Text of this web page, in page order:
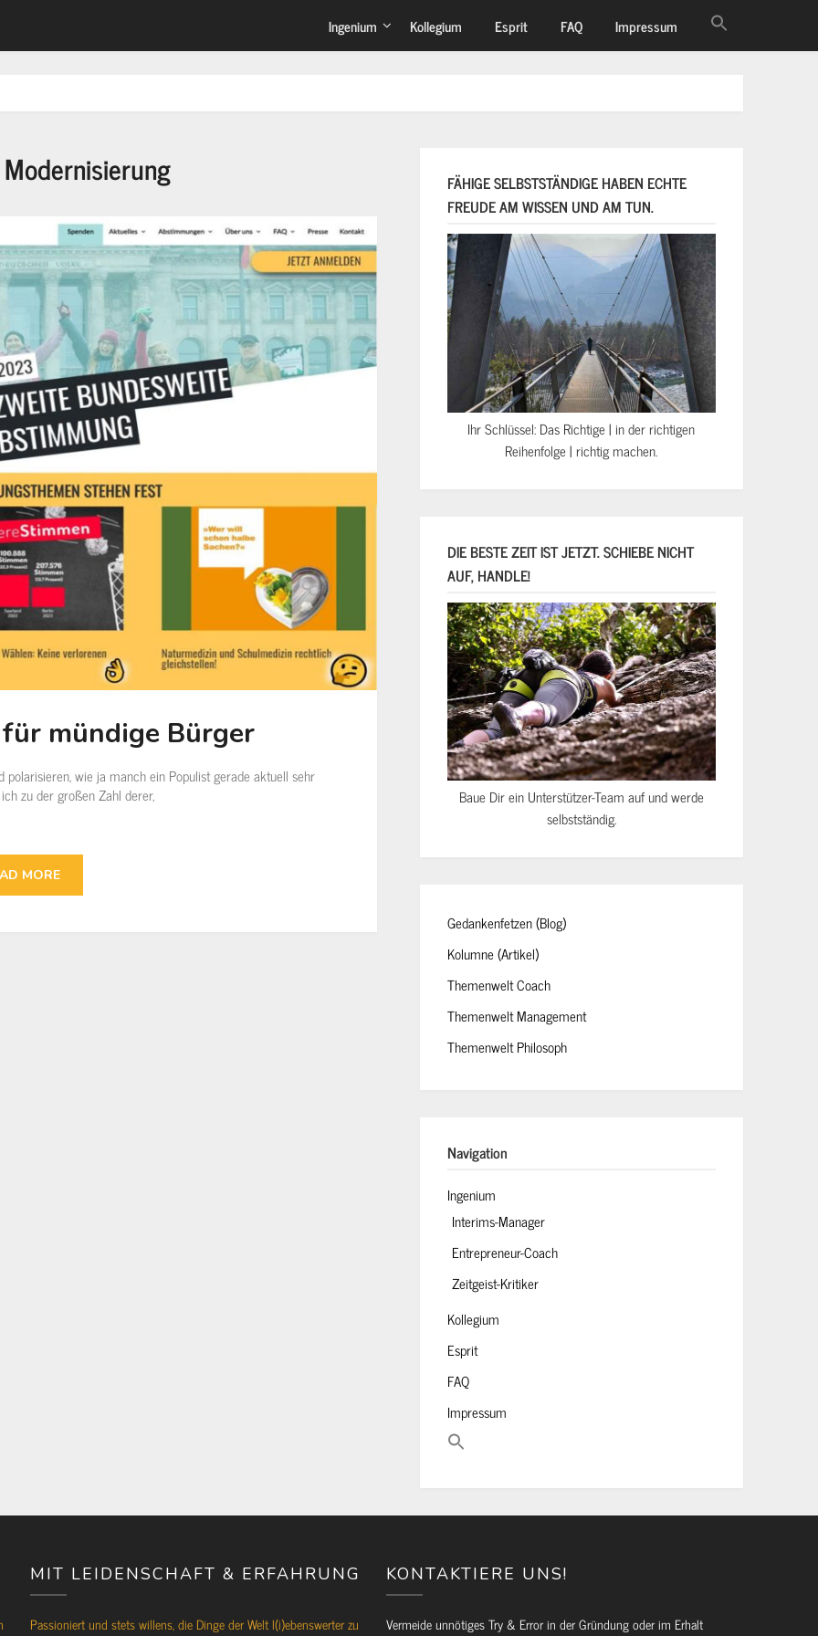
Ingenium Kollegium Esprit FAQ Impressum
Modernisierung
mündige Bürger
polarisieren, wie ja manch ein Populist gerade aktuell sehr
zu der großen Zahl derer,
MORE
FÄHIGE SELBSTSTÄNDIGE HABEN ECHTE
FREUDE AM WISSEN UND AM TUN.
Ihr Schlüssel: Das Richtige | in der richtigen
Reihenfolge | richtig machen.
DIE BESTE ZEIT IST JETZT. SCHIEBE NICHT
AUF, HANDLE!
Baue Dir ein Unterstützer-Team auf und werde
selbstständig.
Gedankenfetzen (Blog)
Kolumne (Artikel)
Themenwelt Coach
Themenwelt Management
Themenwelt Philosoph
Navigation
Ingenium
Interims-Manager
Entrepreneur-Coach
Zeitgeist-Kritiker
Kollegium
Esprit
FAQ
Impressum
MIT LEIDENSCHAFT & ERFAHRUNG
Passioniert und stets willens, die Dinge der Welt l(i)ebenswerter zu
KONTAKTIERE UNS!
Vermeide unnötiges Try & Error in der Gründung oder im Erhalt